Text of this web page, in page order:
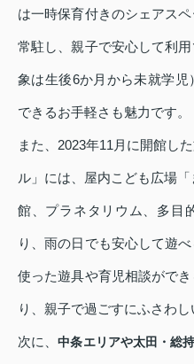
は一時保育付きのシェアス
常駐し、親子で安心して利
象は生後6か月から未就学
できるお手軽さも魅力です。
また、2023年11月に開館し
ル」には、屋内こども広場
館、プラネタリウム、多目
り、雨の日でも安心して遊
使った遊具や育児相談がで
り、親子で過ごすにふさわし
次に、中条エリアや太田・総